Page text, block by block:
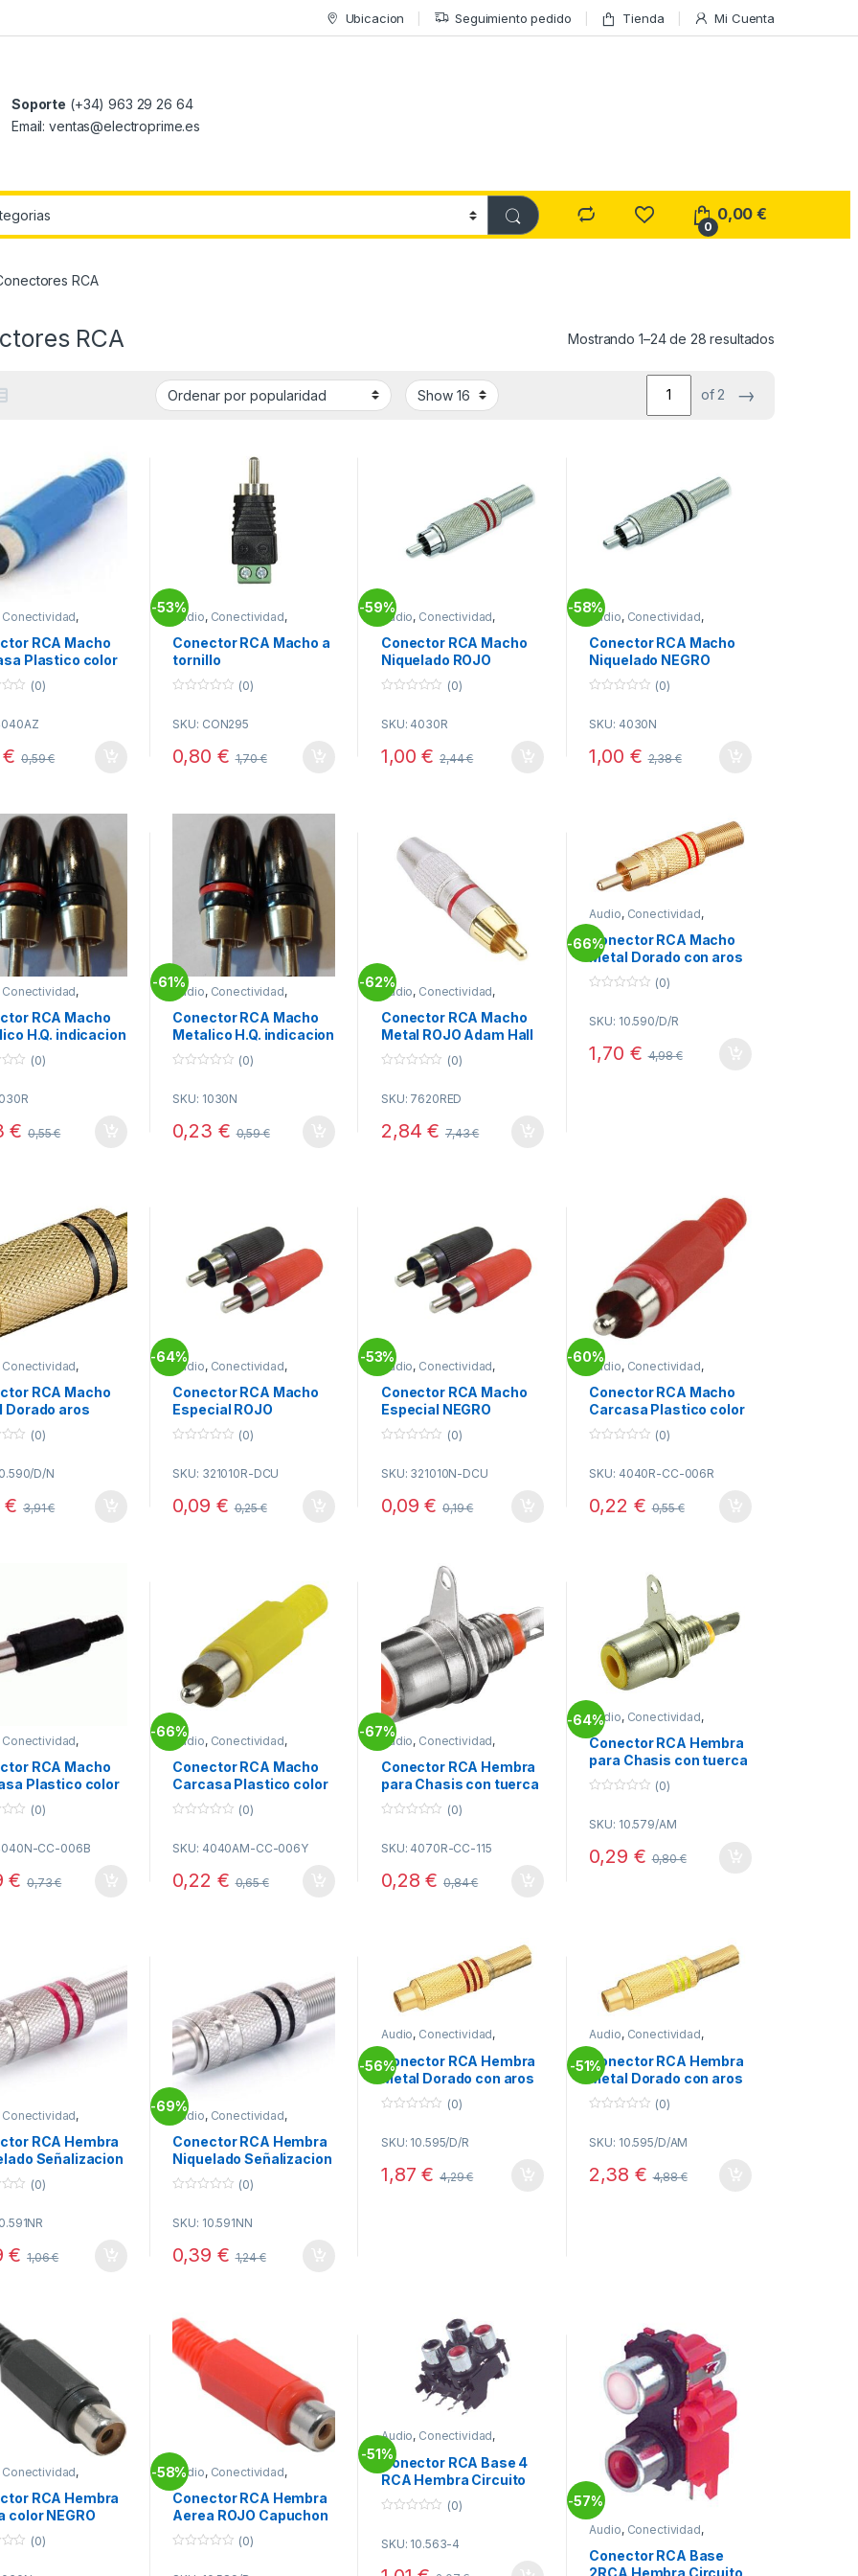
Ubicacion Seguimiento pedido Tienda Mi Cuenta
Soporte (+34) 963 29 26 64
Email: ventas@electroprime.es
0
0,00€
RCA
RCA Mostrando 1–24 de 28 resultados
of 2 →
Conectividad,
RCA
RCA Macho
Plastico color
(0)
€ 0,59€
-53%
Audio, Conectividad,
Conectores RCA
Conector RCA Macho a
tornillo
u
o
f
(0)
SKU: CON295
0,80 € 1,70€
-59%
Audio, Conectividad,
Conectores RCA
Conector RCA Macho
Niquelado ROJO
u
o
(0)
SKU: 4030R
1,00€ 2,44€
-58%
Audio, Conectividad,
Conectores RCA
Conector RCA Macho
Niquelado NEGRO
u
o
(0)
SKU: 4030N
1,00 € 2,38€
Conectividad,
RCA
RCA Macho
H.Q. indicacion
(0)
€ 0,55€
-61%
Audio, Conectividad,
Conectores RCA
Conector RCA Macho
Metalico H.Q. indicacion
NEGRO
u
o
f
(0)
SKU: 1030N
0,23 € 0,59€
-62%
Audio, Conectividad,
Conectores RCA
Conector RCA Macho
Metal ROJO Adam Hall
u
o
f
(0)
SKU: 7620RED
2,84€ 7,43€
-66%
Audio, Conectividad,
Conectores RCA
Conector RCA Macho
Metal Dorado con aros
Rojo
u
o
(0)
SKU: 10.590/D/R
1,70 € 4,98€
Conectividad,
RCA
RCA Macho
Dorado aros
(0)
D/N
€ 3,91€
-64%
Audio, Conectividad,
Conectores RCA
Conector RCA Macho
Especial ROJO
u
o
f
(0)
SKU: 321010R-DCU
0,09 € 0,25€
-53%
Audio, Conectividad,
Conectores RCA
Conector RCA Macho
Especial NEGRO
u
o
f
(0)
SKU: 321010N-DCU
0,09€ 0,19€
-60%
Audio, Conectividad,
Conectores RCA
Conector RCA Macho
Carcasa Plastico color
ROJO
u
o
f
(0)
SKU: 4040R-CC-006R
0,22 € 0,55€
Conectividad,
RCA
RCA Macho
Plastico color
(0)
CC-006B
€ 0,73€
-66%
Audio, Conectividad,
Conectores RCA
Conector RCA Macho
Carcasa Plastico color
AMARILLO
u
o
f
(0)
SKU: 4040AM-CC-006Y
0,22 € 0,65€
-67%
Audio, Conectividad,
Conectores RCA
Conector RCA Hembra
para Chasis con tuerca
Rojo
u
o
f
(0)
SKU: 4070R-CC-115
0,28€ 0,84€
-64%Audio, Conectividad,
Conectores RCA
Conector RCA Hembra
para Chasis con tuerca
Amarillo
u
o
f
(0)
SKU: 10.579/AM
0,29 € 0,80€
Conectividad,
RCA
RCA Hembra
Señalizacion
(0)
€ 1,06€
-69%
Audio, Conectividad,
Conectores RCA
Conector RCA Hembra
Niquelado Señalizacion
NEGRO
u
o
f
(0)
SKU: 10.591NN
0,39 € 1,24€
-56%
Audio, Conectividad,
Conectores RCA
Conector RCA Hembra
Metal Dorado con aros
Rojo
u
o
(0)
SKU: 10.595/D/R
1,87€ 4,29€
-51%
Audio, Conectividad,
Conectores RCA
Conector RCA Hembra
Metal Dorado con aros
Amarillo
u
o
f
(0)
SKU: 10.595/D/AM
2,38 € 4,88€
Conectividad,
RCA
RCA Hembra
color NEGRO
(0)
-58%Audio, Conectividad,
Conectores RCA
Conector RCA Hembra
Aerea ROJO Capuchon
plastico
(0)
-51%
Audio, Conectividad,
Conectores RCA
Conector RCA Base 4
RCA Hembra Circuito
Impreso
u
o
(0)
SKU: 10.563-4
-57%
Audio, Conectividad,
Conectores RCA
Conector RCA Base
2RCA Hembra Circuito